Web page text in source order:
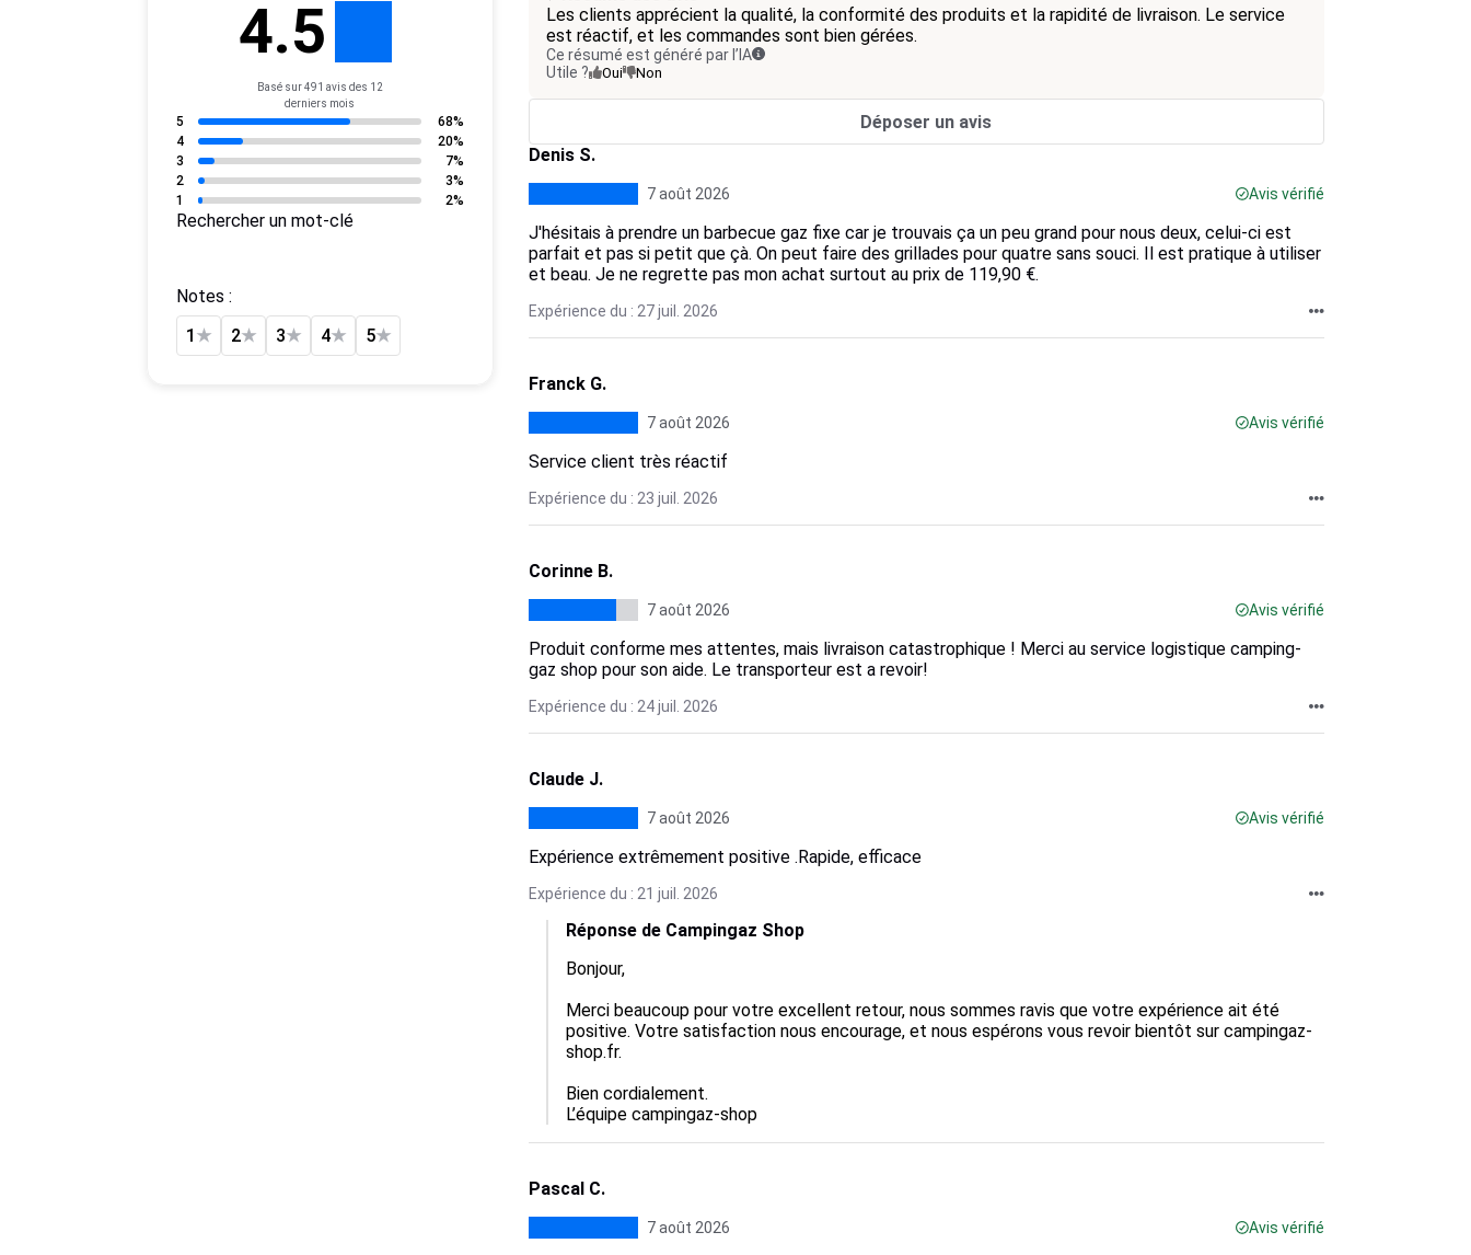
4.5
Basé sur 491 avis des 12
derniers mois
5
68%
4
20%
3
7%
2
3%
1
2%
Rechercher un mot-clé
Notes :
1 ★ 2★ 3★ 4★ 5★
Les clients apprécient la qualité, la conformité des produits et la rapidité de livraison. Le service
est réactif, et les commandes sont bien gérées.
Ce résumé est généré par l’IA
Utile ?
Oui Non
Déposer un avis
Denis S.
7 août 2026 Avis vérifié
J'hésitais à prendre un barbecue gaz fixe car je trouvais ça un peu grand pour nous deux, celui-ci est
parfait et pas si petit que çà. On peut faire des grillades pour quatre sans souci. Il est pratique à utiliser
et beau. Je ne regrette pas mon achat surtout au prix de 119,90 €.
Expérience du : 27 juil. 2026
Franck G.
7 août 2026 Avis vérifié
Service client très réactif
Expérience du : 23 juil. 2026
Corinne B.
7 août 2026 Avis vérifié
Produit conforme mes attentes, mais livraison catastrophique ! Merci au service logistique camping-
gaz shop pour son aide. Le transporteur est a revoir!
Expérience du : 24 juil. 2026
Claude J.
7 août 2026 Avis vérifié
Expérience extrêmement positive .Rapide, efficace
Expérience du : 21 juil. 2026
Réponse de Campingaz Shop
Bonjour,
Merci beaucoup pour votre excellent retour, nous sommes ravis que votre expérience ait été
positive. Votre satisfaction nous encourage, et nous espérons vous revoir bientôt sur campingaz-
shop.fr.
Bien cordialement.
L’équipe campingaz-shop
Pascal C.
7 août 2026 Avis vérifié